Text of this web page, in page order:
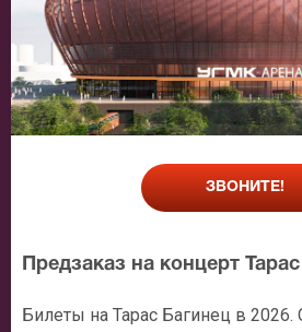
ЗВОНИТЕ!
Предзаказ на концерт
Билеты на Тарас Багинец в 2026.